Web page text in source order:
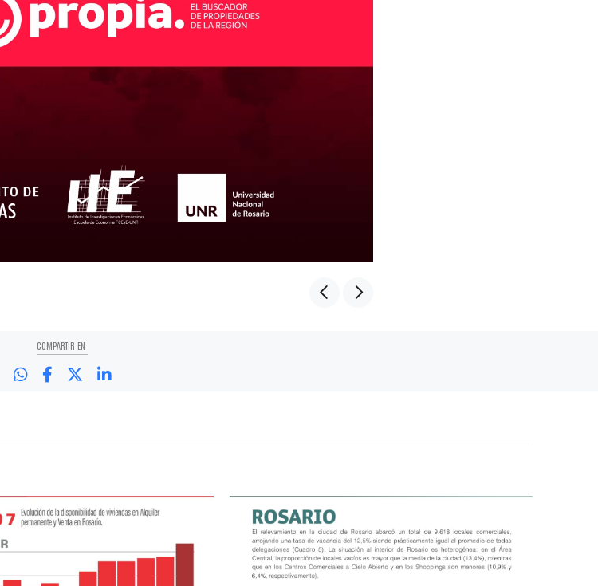
COMPARTIR EN: